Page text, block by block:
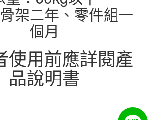
架二年、零件組一
個月
使用前應詳閱產
品說明書